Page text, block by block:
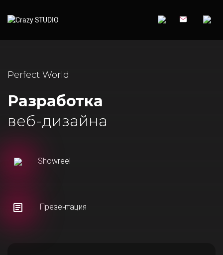
Perfect World
Разработка
веб-дизайна
Showreel
Презентация